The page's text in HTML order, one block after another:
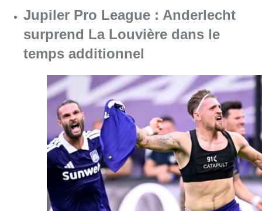
Jupiler Pro League : Anderlecht
surprend La Louvière dans le
temps additionnel